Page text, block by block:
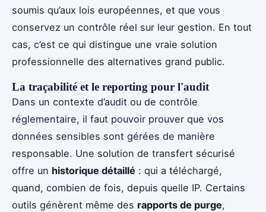
soumis qu’aux lois européennes, et que vous
conservez un contrôle réel sur leur gestion. En tout
cas, c’est ce qui distingue une vraie solution
professionnelle des alternatives grand public.
La traçabilité et le reporting pour l'audit
Dans un contexte d’audit ou de contrôle
réglementaire, il faut pouvoir prouver que vos
données sensibles sont gérées de manière
responsable. Une solution de transfert sécurisé
offre un historique détaillé : qui a téléchargé,
quand, combien de fois, depuis quelle IP. Certains
outils génèrent même des rapports de purge,